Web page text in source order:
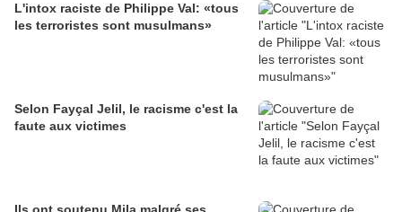
L'intox raciste de Philippe Val: «tous
les terroristes sont musulmans»
Selon Fayçal Jelil, le racisme c'est la
faute aux victimes